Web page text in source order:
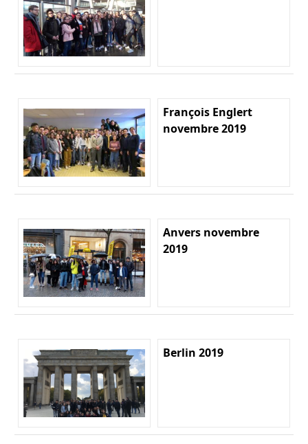
François Englert
novembre 2019
Anvers novembre
2019
Berlin 2019